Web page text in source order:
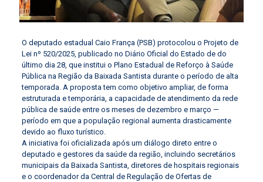
O deputado estadual Caio França (PSB) protocolou o Projeto de
Lei nº 520/2025, publicado no Diário Oficial do Estado de do
último dia 28, que institui o Plano Estadual de Reforço à Saúde
Pública na Região da Baixada Santista durante o período de alta
temporada. A proposta tem como objetivo ampliar, de forma
estruturada e temporária, a capacidade de atendimento da rede
pública de saúde entre os meses de dezembro e março —
período em que a população regional aumenta drasticamente
devido ao fluxo turístico.
A iniciativa foi oficializada após um diálogo direto entre o
deputado e gestores da saúde da região, incluindo secretários
municipais da Baixada Santista, diretores de hospitais regionais
e o coordenador da Central de Regulação de Ofertas de